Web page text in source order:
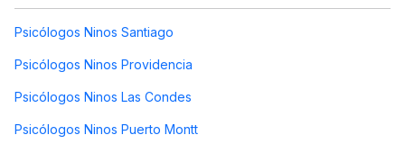
Psicólogos Ninos Santiago
Psicólogos Ninos Providencia
Psicólogos Ninos Las Condes
Psicólogos Ninos Puerto Montt